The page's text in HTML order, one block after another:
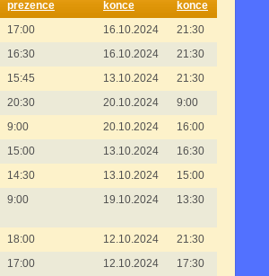
prezence
konce
konce
17:00 16.10.2024
21:30
16:30 16.10.2024
21:30
15:45 13.10.2024
21:30
20:30 20.10.2024
9:00
9:00 20.10.2024
16:00
15:00 13.10.2024
16:30
14:30 13.10.2024
15:00
9:00 19.10.2024 13:30
18:00 12.10.2024
21:30
17:00 12.10.2024
17:30